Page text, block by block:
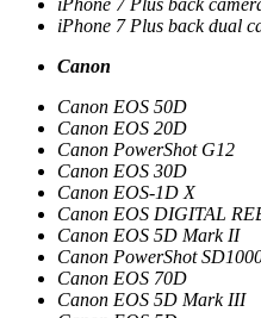
iPhone 7 Plus back
iPhone 7 Plus back dual
Canon
Canon EOS 50D
Canon EOS 20D
Canon PowerShot G12
Canon EOS 30D
Canon EOS-1D X
Canon EOS DIGITAL
Canon EOS 5D Mark II
Canon PowerShot
Canon EOS 70D
Canon EOS 5D Mark III